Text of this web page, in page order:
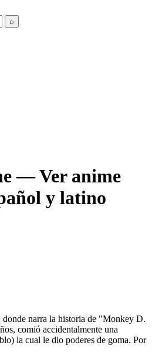
⌕
— Ver anime
y latino
donde narra la historia de "Monkey D.
comió accidentalmente una
la cual le dio poderes de goma. Por